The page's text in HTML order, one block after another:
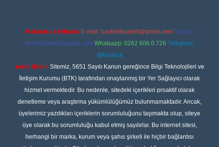
Reklam ve İletişim: E-mail: backlinkpaneli@gmail.com Teams:
forumhizmeti@gmail.com Whatsapp: 0262 606 0 726 Telegram:
@karabul
Yasal Uyarı: Sitemiz, 5651 Sayılı Kanun gereğince Bilgi Teknolojileri ve
İletişim Kurumu (BTK) tarafından onaylanmış bir Yer Sağlayıcı olarak
hizmet vermektedir. Bu nedenle, sitedeki içerikleri proaktif olarak
denetleme veya araştırma yükümlülüğümüz bulunmamaktadır. Ancak,
üyelerimiz yazdıkları içeriklerin sorumluluğunu taşımakta olup, siteye
üye olarak bu sorumluluğu kabul etmiş sayılırlar. Bu internet sitesi,
herhangi bir marka, kurum veya şahıs şirketi ile hiçbir bağlantısı